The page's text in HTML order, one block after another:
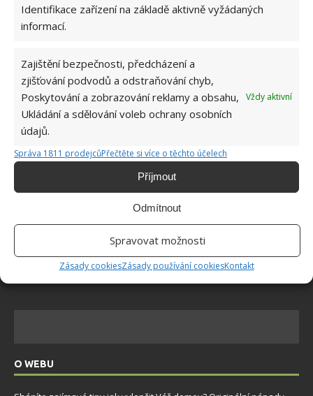
Identifikace zařízení na základě aktivně vyžádaných
informací.
Zajištění bezpečnosti, předcházení a
zjišťování podvodů a odstraňování chyb,
Poskytování a zobrazování reklamy a obsahu,
Ukládání a sdělování voleb ochrany osobních
údajů.
Vždy aktivní
Správa 1811 prodejcůPřečtěte si více o těchto účelech
Příjmout
Odmítnout
Spravovat možnosti
Zásady cookiesZásady používání cookiesKontakt
ŽHAVÉ NOVINKY
Tyto rostliny odpuzují klíšťata. Ujistěte se, že je
máte na zahrádce
7.8.2026
Využití dešťové vody v domácnosti: Tři
O WEBU